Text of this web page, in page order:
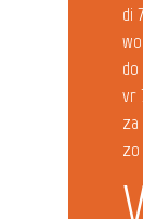
di
do
vr
za